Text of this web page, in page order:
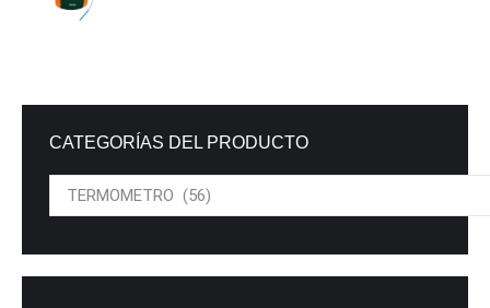
CATEGORÍAS DEL PRODUCTO